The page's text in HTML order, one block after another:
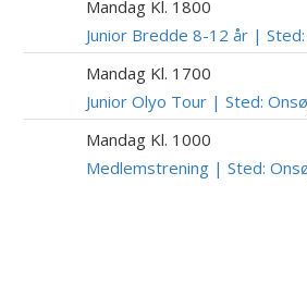
Mandag Kl. 1800
Junior Bredde 8-12 år |
Mandag Kl. 1700
Junior Olyo Tour | Sted:
Mandag Kl. 1000
Medlemstrening | Sted: